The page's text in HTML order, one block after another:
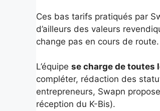
Ces bas tarifs pratiqués par
d’ailleurs des valeurs
change pas en cours de route.
L’équipe se charge de toutes
compléter, rédaction des
entrepreneurs, Swapn
réception du K-Bis).